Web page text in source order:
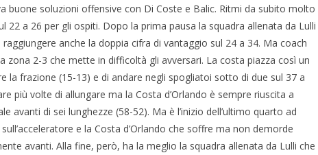
buone soluzioni offensive con Di Coste e Balic. Ritmi da subito molto
22 a 26 per gli ospiti. Dopo la prima pausa la squadra allenata da Lulli
anche la doppia cifra di vantaggio sul 24 a 34. Ma coach
zona 2-3 che mette in difficoltà gli avversari. La costa piazza così un
la frazione (15-13) e di andare negli spogliatoi sotto di due sul 37 a
più volte di allungare ma la Costa d’Orlando è sempre riuscita a
avanti di sei lunghezze (58-52). Ma è l’inizio dell’ultimo quarto ad
e la Costa d’Orlando che soffre ma non demorde
avanti. Alla fine, però, ha la meglio la squadra allenata da Lulli che